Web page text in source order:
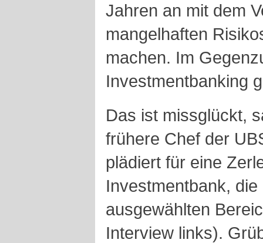
Jahren an mit dem
mangelhaften
machen. Im
Investmentbanking
Das ist missglückt,
frühere Chef der
plädiert für eine
Investmentbank,
ausgewählten
Interview links).